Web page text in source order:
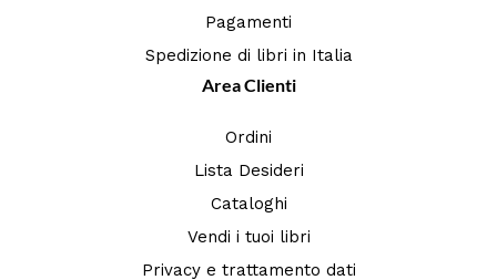
Pagamenti
Spedizione di libri in Italia
Area Clienti
Ordini
Lista Desideri
Cataloghi
Vendi i tuoi libri
Privacy e trattamento dati